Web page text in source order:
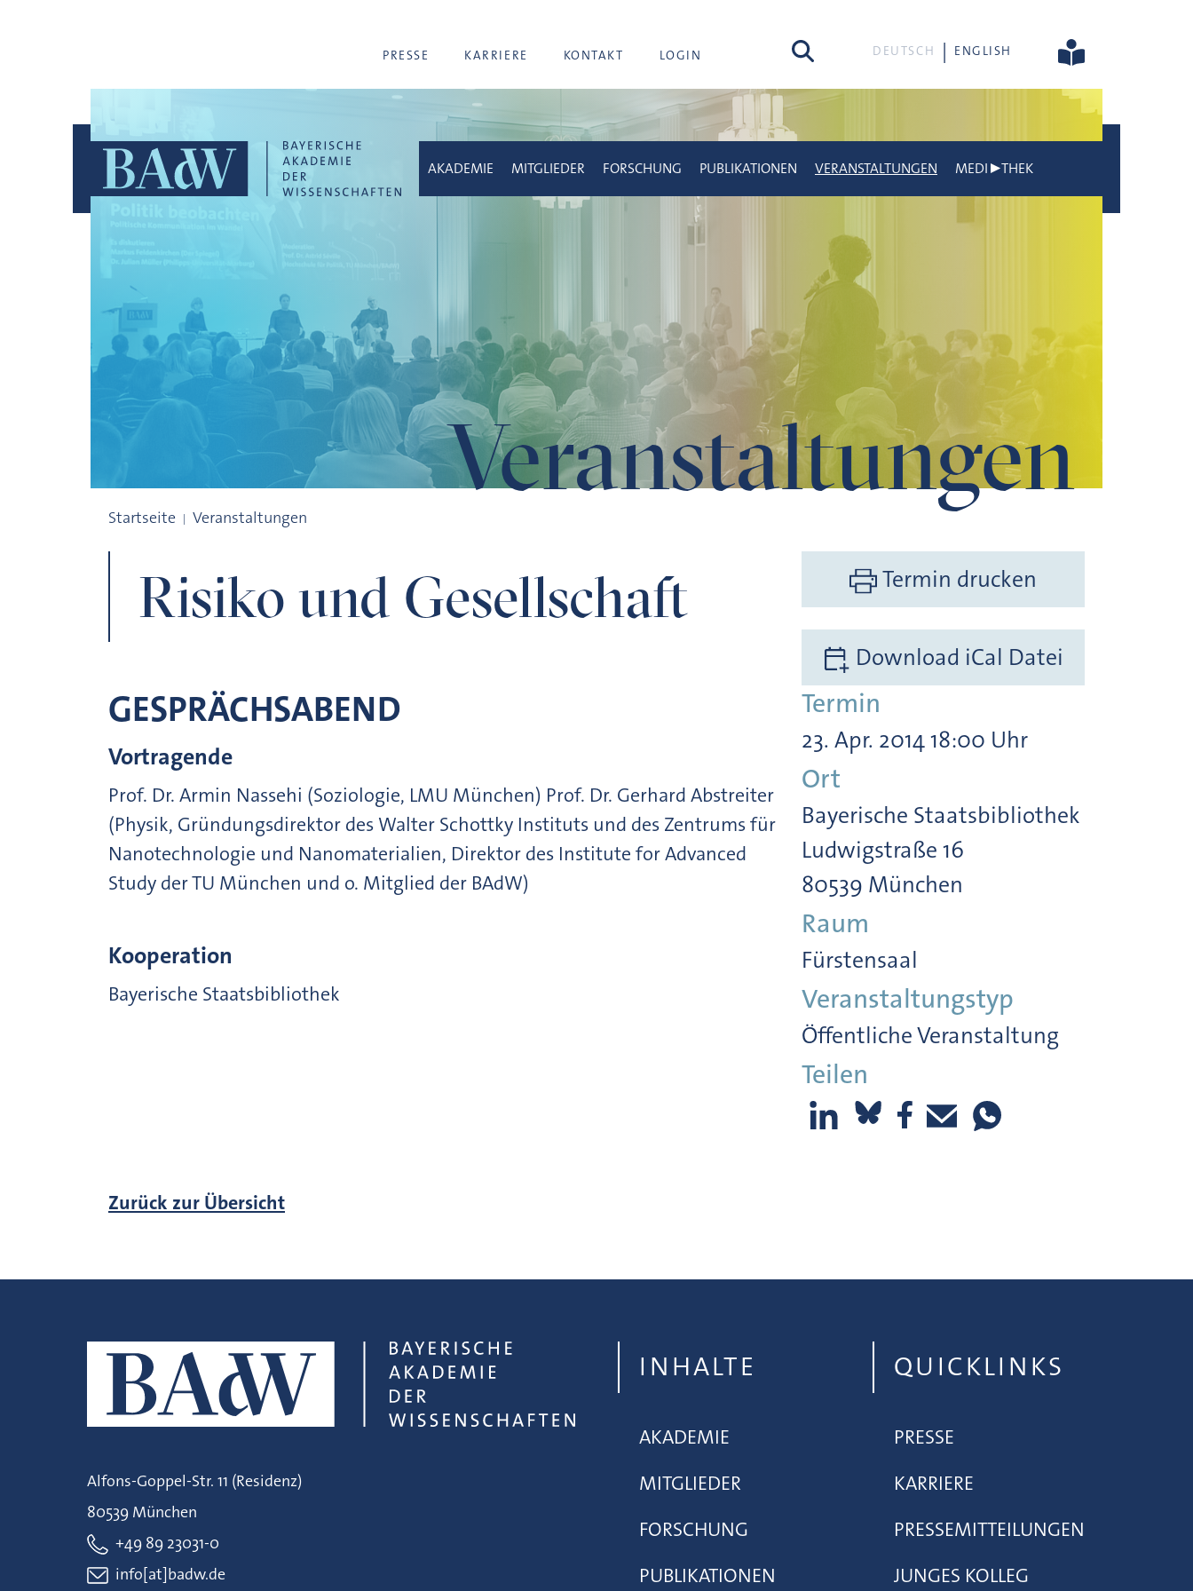
PRESSE KARRIERE KONTAKT LOGIN Suche DEUTSCH ENGLISH
Veranstaltungen
AKADEMIE MITGLIEDER FORSCHUNG PUBLIKATIONEN VERANSTALTUNGEN MEDI▶THEK
Startseite Veranstaltungen
Risiko und Gesellschaft
GESPRÄCHSABEND
Vortragende
Prof. Dr. Armin Nassehi (Soziologie, LMU München) Prof. Dr. Gerhard Abstreiter
(Physik, Gründungsdirektor des Walter Schottky Instituts und des Zentrums für
Nanotechnologie und Nanomaterialien, Direktor des Institute for Advanced
Study der TU München und o. Mitglied der BAdW)
Kooperation
Bayerische Staatsbibliothek
Termin drucken
Download iCal Datei
Termin
23. Apr. 2014 18:00 Uhr
Ort
Bayerische Staatsbibliothek
Ludwigstraße 16
80539 München
Raum
Fürstensaal
Veranstaltungstyp
Öffentliche Veranstaltung
Teilen
Zurück zur Übersicht
Alfons-Goppel-Str. 11 (Residenz)
80539 München
+49 89 23031-0
info[at]badw.de
INHALTE
AKADEMIE
MITGLIEDER
FORSCHUNG
PUBLIKATIONEN
QUICKLINKS
PRESSE
KARRIERE
PRESSEMITTEILUNGEN
JUNGES KOLLEG